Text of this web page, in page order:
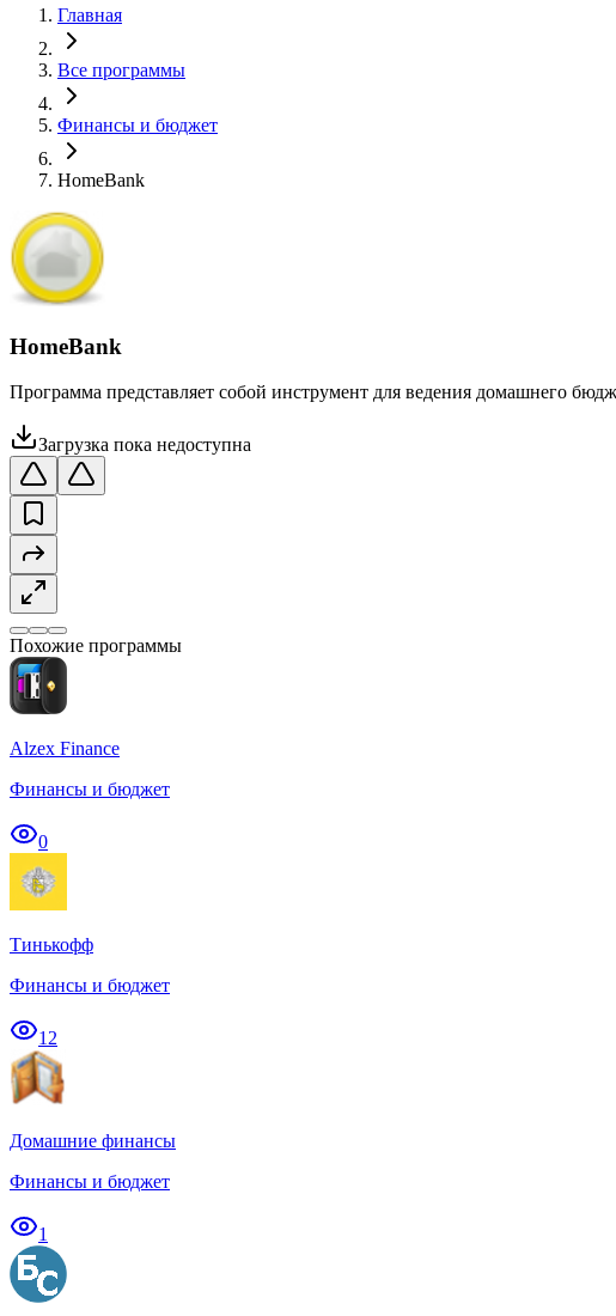
Главная
Все программы
Финансы и бюджет
HomeBank
HomeBank
Программа представляет собой инструмент для ведения домашнего
Загрузка пока недоступна
Похожие программы
Alzex Finance
Финансы и бюджет
0
Тинькофф
Финансы и бюджет
12
Домашние финансы
Финансы и бюджет
1